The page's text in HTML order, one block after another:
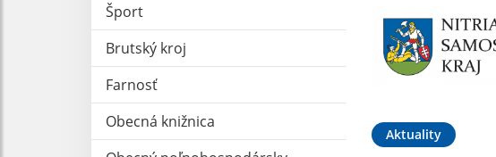
Šport
Brutský kroj
Farnosť
Obecná knižnica
Aktuality